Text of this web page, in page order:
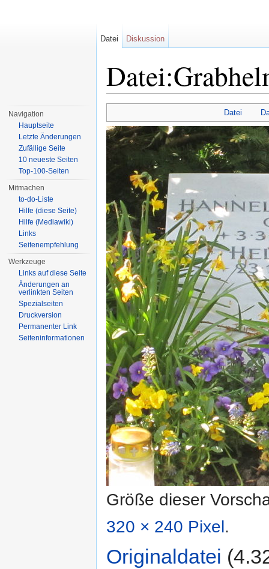
Datei
Größe dieser
320 × 240 Pixel.
Originaldatei
Datei Diskussion
Navigation
Hauptseite
Letzte Änderungen
Zufällige Seite
10 neueste Seiten
Top-100-Seiten
Mitmachen
to-do-Liste
Hilfe (diese Seite)
Hilfe (Mediawiki)
Links
Seitenempfehlung
Werkzeuge
Links auf diese Seite
Änderungen an
verlinkten Seiten
Spezialseiten
Druckversion
Permanenter Link
Seiteninformationen